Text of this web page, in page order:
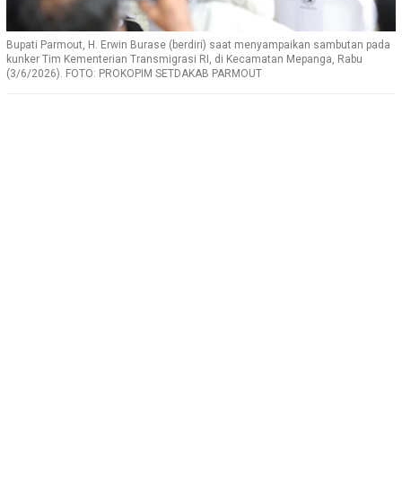
Bupati Parmout, H. Erwin Burase (berdiri) saat menyampaikan sambutan pada
kunker Tim Kementerian Transmigrasi RI, di Kecamatan Mepanga, Rabu
(3/6/2026). FOTO: PROKOPIM SETDAKAB PARMOUT